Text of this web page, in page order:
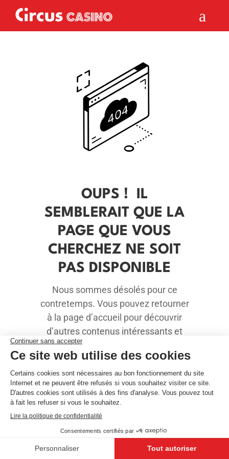
a
OUPS ! IL
SEMBLERAIT QUE LA
PAGE QUE VOUS
CHERCHEZ NE SOIT
PAS DISPONIBLE
Nous sommes désolés pour ce
contretemps. Vous pouvez retourner
à la page d’accueil pour découvrir
d’autres contenus intéressants et
explorer nos différentes rubriques.
Page d'accueil